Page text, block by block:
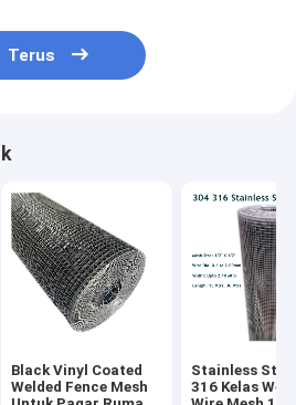
Terus
Black Vinyl Coated
Welded Fence Mesh
Stainless
316 Kelas